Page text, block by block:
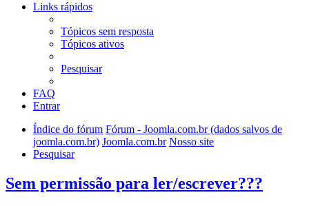
Links rápidos
Tópicos sem resposta
Tópicos ativos
Pesquisar
FAQ
Entrar
Índice do fórum Fórum - Joomla.com.br (dados salvos de
joomla.com.br) Joomla.com.br Nosso site
Pesquisar
Sem permissão para ler/escrever???